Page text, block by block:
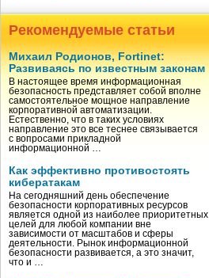
Рекомендуемые статьи
Михаил Родионов, Fortinet:
Развиваясь по известным законам
В настоящее время информационная
безопасность представляет собой вполне
самостоятельное мощное направление
корпоративной автоматизации.
Естественно, что в таких условиях
направление это все теснее связывается
с вопросами прикладной
информационной …
Как эффективно противостоять
кибератакам
На сегодняшний день обеспечение
безопасности корпоративных ресурсов
является одной из наиболее приоритетных
целей для любой компании вне
зависимости от масштабов и сферы
деятельности. Рынок информационной
безопасности развивается, а это значит,
что и …